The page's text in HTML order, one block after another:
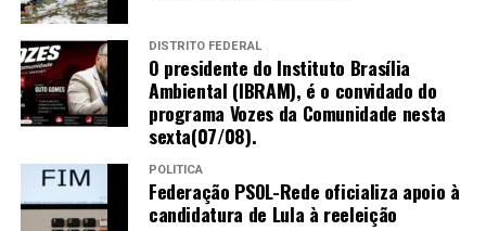
DISTRITO FEDERAL
O presidente do Instituto Brasília
Ambiental (IBRAM), é o convidado do
programa Vozes da Comunidade nesta
sexta(07/08).
POLÍTICA
Federação PSOL-Rede oficializa apoio à
candidatura de Lula à reeleição